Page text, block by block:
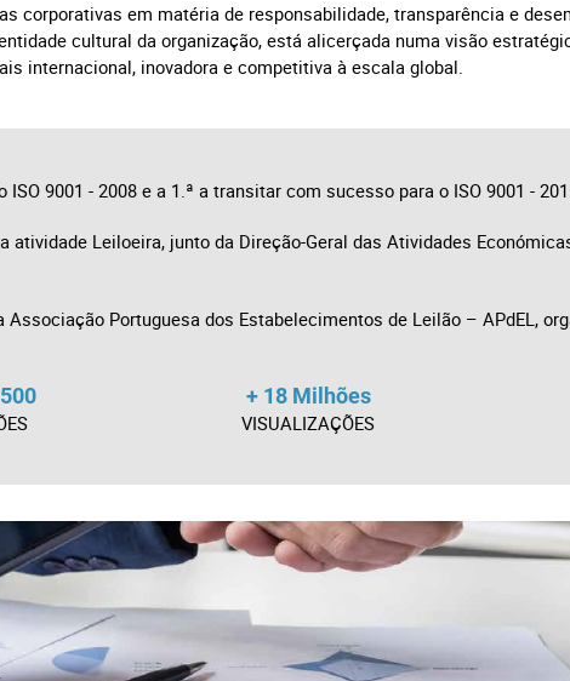
corporativas em matéria de responsabilidade, transparência e
cultural da organização, está alicerçada numa visão
internacional, inovadora e competitiva à escala global.
9001 - 2008 e a 1.ª a transitar com sucesso para o ISO 9001 -
Leiloeira, junto da Direção-Geral das Atividades
Portuguesa dos Estabelecimentos de Leilão – APdEL,
+ 18 Milhões
VISUALIZAÇÕES